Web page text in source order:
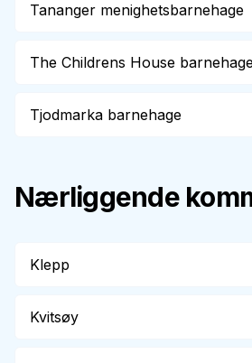
Tananger menighetsbarnehage
The Childrens House
Tjodmarka barnehage
Nærliggende
Klepp
Kvitsøy